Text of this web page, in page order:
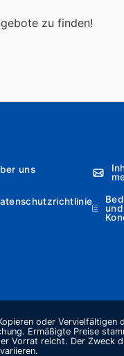
zu finden!
uns
und
oder
Ermäßigte Preise
Vorrat reicht. Der